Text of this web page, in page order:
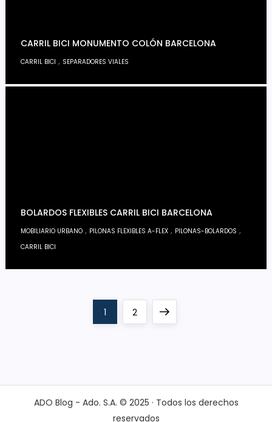
CARRIL BICI MONUMENTO COLÓN BARCELONA
CARRIL BICI , SEPARADORES VIALES
BOLARDOS FLEXIBLES CARRIL BICI BARCELONA
MOBILIARIO URBANO , PILONAS FLEXIBLES A-FLEX , PILONAS-BOLARDOS ,
CARRIL BICI
Page
1 Page
2
Next
ADO Blog - Ado. S.A. © 2025 · Todos los derechos
reservados